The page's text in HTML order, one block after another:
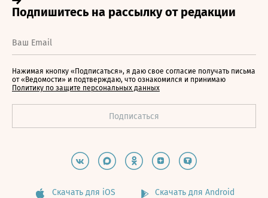
Нажимая кнопку «Подписаться», я даю свое согласие получать письма
от «Ведомости» и подтверждаю, что ознакомился и принимаю
Политику по защите персональных данных
Скачать для iOS Скачать для Android